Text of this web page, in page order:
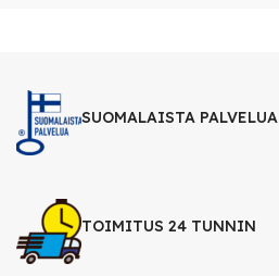
SUOMALAISTA PALVELUA
TOIMITUS 24 TUNNIN